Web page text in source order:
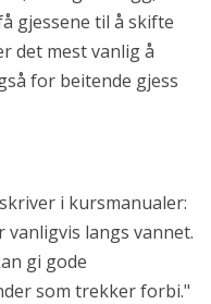
gjessene til å skifte
det mest vanlig å
for beitende gjess
i kursmanualer:
langs vannet.
gi gode
som trekker forbi."